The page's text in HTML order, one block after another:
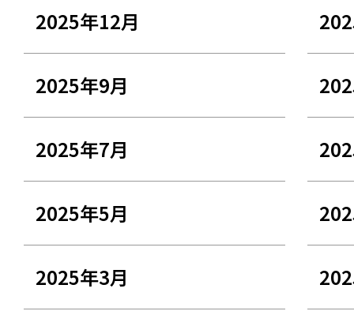
2025年12月
2025年9月
2025年7月
2025年5月
2025年3月